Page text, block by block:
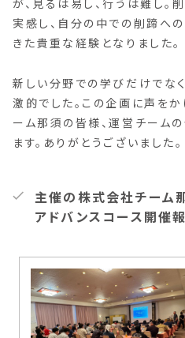
が、見るは易し、行うは難し。
実感し、自分の中での削蹄へ
きた貴重な経験となりました。
新しい分野での学びだけでな
激的でした。この企画に声を
ーム那須の皆様、運営チーム
ます。ありがとうございました。
主催の株式会社チーム
アドバンスコース開催